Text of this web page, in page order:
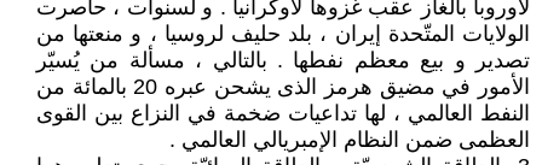
لأوروبا بالغاز عقب غزوها لأوكرانيا . و لسنوات ، حاصرت
الولايات المتّحدة إيران ، بلد حليف لروسيا ، و منعتها من
تصدير و بيع معظم نفطها . بالتالي ، مسألة من يُسيّر
الأمور في مضيق هرمز الذى يشحن عبره 20 بالمائة من
النفط العالمي ، لها تداعيات ضخمة في النزاع بين القوى
العظمى ضمن النظام الإمبريالي العالمي .